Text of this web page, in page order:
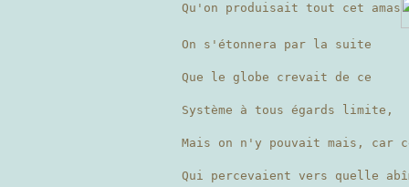
Qu'on produisait tout cet amas
On s'étonnera par la suite
Que le globe crevait de ce
Système à tous égards limite,
Mais on n'y pouvait mais, car
Qui percevaient vers quelle